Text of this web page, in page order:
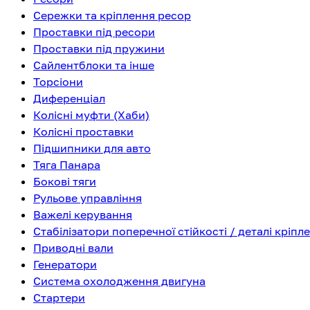
Сережки та кріплення ресор
Проставки під ресори
Проставки під пружини
Сайлентблоки та інше
Торсіони
Диференціал
Колісні муфти (Хаби)
Колісні проставки
Підшипники для авто
Тяга Панара
Бокові тяги
Рульове управління
Важелі керування
Стабілізатори поперечної стійкості / деталі
Приводні вали
Генератори
Система охолодження двигуна
Стартери